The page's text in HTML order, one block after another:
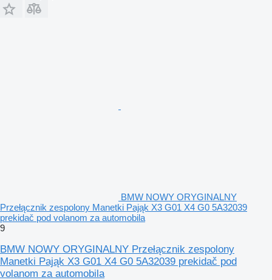
BMW NOWY ORYGINALNY
Przełącznik zespolony Manetki Pająk X3 G01 X4 G0 5A32039
prekidač pod volanom za automobila
9
BMW NOWY ORYGINALNY Przełącznik zespolony
Manetki Pająk X3 G01 X4 G0 5A32039 prekidač pod
volanom za automobila